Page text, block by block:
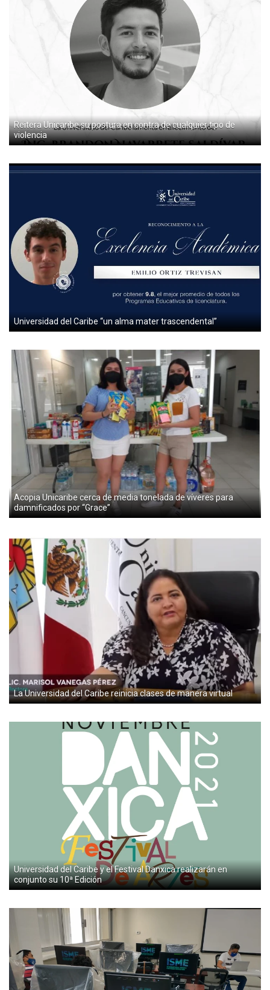
Reitera Unicaribe su postura en contra de cualquier tipo de
violencia
Universidad del Caribe “un alma mater trascendental”
Acopia Unicaribe cerca de media tonelada de víveres para
damnificados por “Grace”
La Universidad del Caribe reinicia clases de manera virtual
Universidad del Caribe y el Festival Danxica realizarán en
conjunto su 10ª Edición